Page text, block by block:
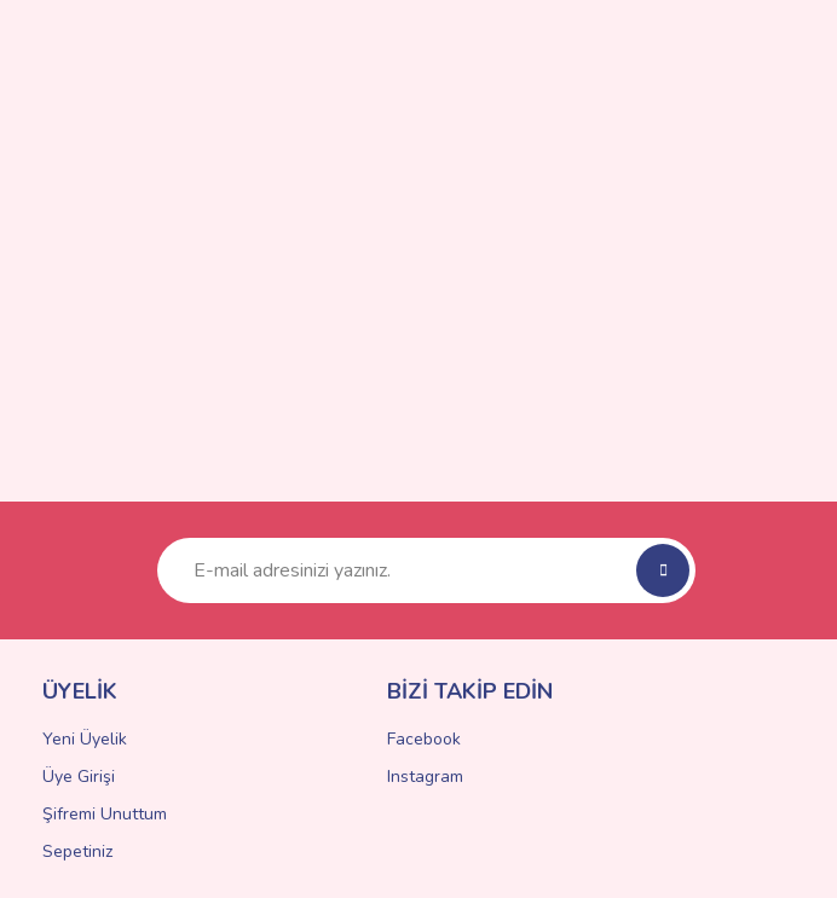
ÜYELİK
Yeni Üyelik
Üye Girişi
Şifremi Unuttum
Sepetiniz
BİZİ TAKİP EDİN
Facebook
Instagram